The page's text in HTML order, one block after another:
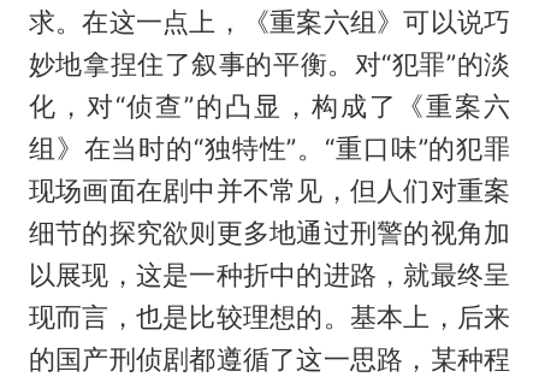
求。在这一点上，《重案六组》可以说巧
妙地拿捏住了叙事的平衡。对“犯罪”的淡
化，对“侦查”的凸显，构成了《重案六
组》在当时的“独特性”。“重口味”的犯罪
现场画面在剧中并不常见，但人们对重案
细节的探究欲则更多地通过刑警的视角加
以展现，这是一种折中的进路，就最终呈
现而言，也是比较理想的。基本上，后来
的国产刑侦剧都遵循了这一思路，某种程